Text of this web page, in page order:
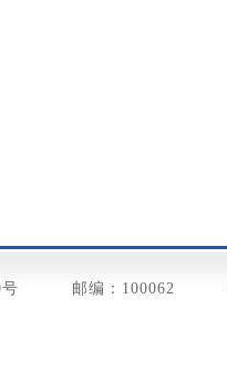
邮编：100062